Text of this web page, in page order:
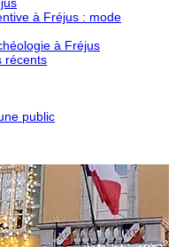
à Fréjus : mode
à Fréjus
récents
public